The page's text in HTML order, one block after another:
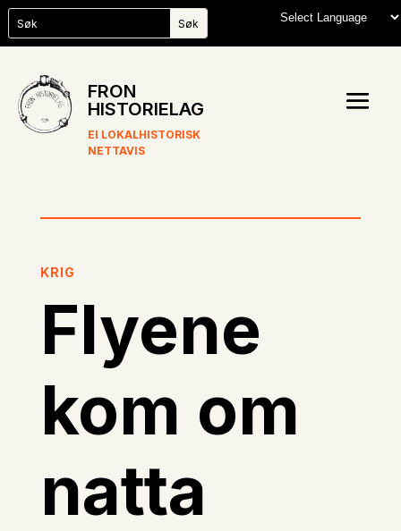
FRON
HISTORIELAG
EI LOKALHISTORISK
NETTAVIS
KRIG
Flyene
kom om
natta